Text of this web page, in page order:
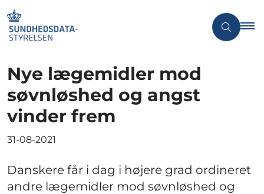
Nye lægemidler mod
søvnløshed og angst
vinder frem
31-08-2021
Danskere får i dag i højere grad ordineret
andre lægemidler mod søvnløshed og